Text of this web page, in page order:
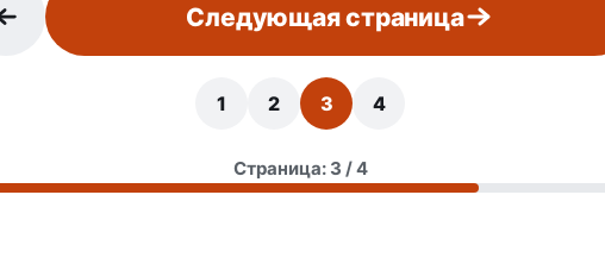
Следующая страница
1 2 3 4
Страница: 3 / 4